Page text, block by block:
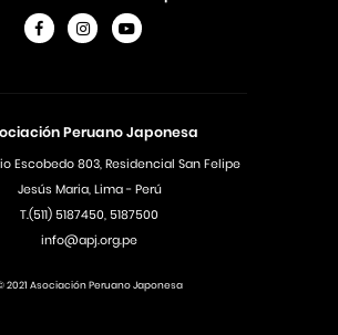
Peruano Japonesa
Escobedo 803, Residencial San Felipe
Jesús Maria, Lima - Perú
T.(511) 5187450, 5187500
info@apj.org.pe
2021 Asociación Peruano Japonesa